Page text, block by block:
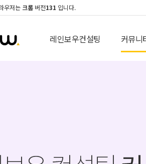
우저는 크롬 버전131 입니다.
레인보우컨설팅 커뮤니